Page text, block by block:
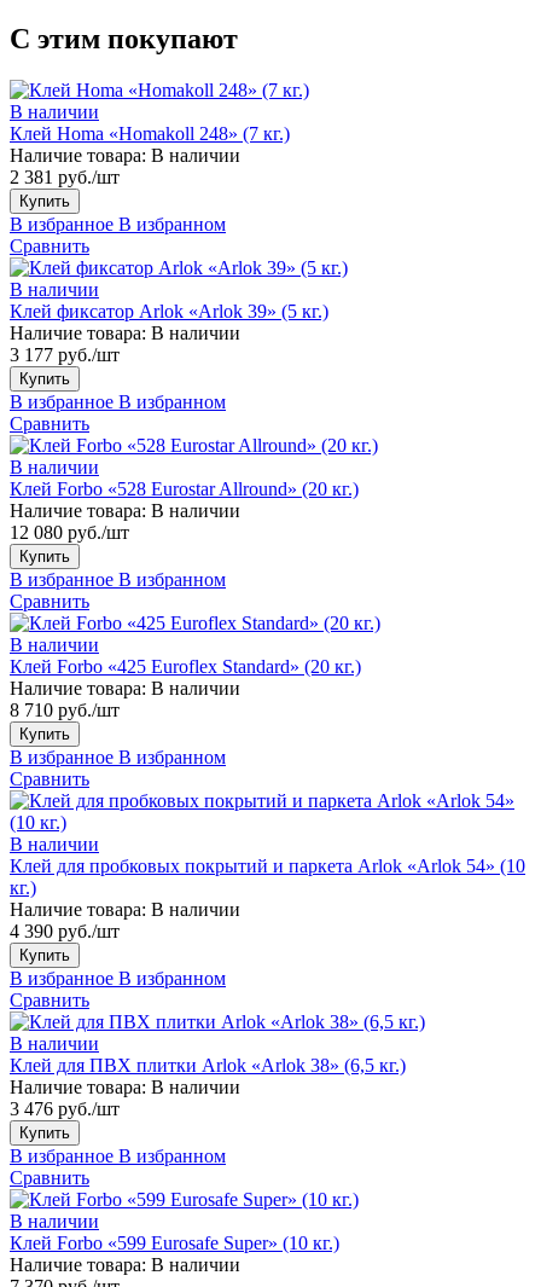
С этим покупают
В наличии
Клей Homa «Homakoll 248» (7 кг.)
Наличие товара: В наличии
2 381 руб./шт
Купить
В избранное В избранном
Сравнить
В наличии
Клей фиксатор Arlok «Arlok 39» (5 кг.)
Наличие товара: В наличии
3 177 руб./шт
Купить
В избранное В избранном
Сравнить
В наличии
Клей Forbo «528 Eurostar Allround» (20 кг.)
Наличие товара: В наличии
12 080 руб./шт
Купить
В избранное В избранном
Сравнить
В наличии
Клей Forbo «425 Euroflex Standard» (20 кг.)
Наличие товара: В наличии
8 710 руб./шт
Купить
В избранное В избранном
Сравнить
В наличии
Клей для пробковых покрытий и паркета Arlok «Arlok 54» (10
кг.)
Наличие товара: В наличии
4 390 руб./шт
Купить
В избранное В избранном
Сравнить
В наличии
Клей для ПВХ плитки Arlok «Arlok 38» (6,5 кг.)
Наличие товара: В наличии
3 476 руб./шт
Купить
В избранное В избранном
Сравнить
В наличии
Клей Forbo «599 Eurosafe Super» (10 кг.)
Наличие товара: В наличии